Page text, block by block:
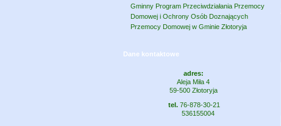
Gminny Program Przeciwdziałania Przemocy
Domowej i Ochrony Osób Doznających
Przemocy Domowej w Gminie Złotoryja
Dane kontaktowe
adres:
Aleja Miła 4
59-500 Złotoryja
tel. 76-878-30-21
536155004